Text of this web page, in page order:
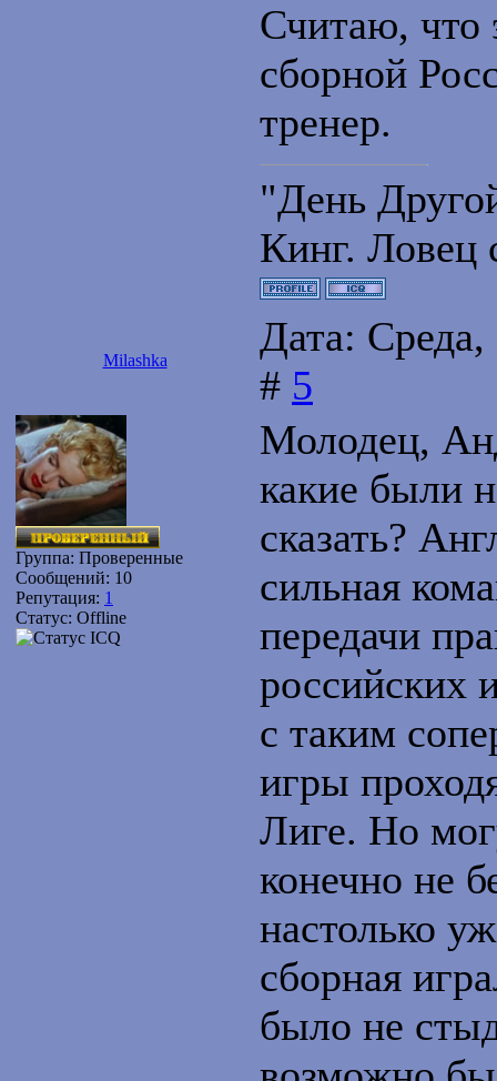
Считаю, что
сборной
тренер.
"День
Кинг. Ловец
Milashka
Дата:
# 5
Группа: Проверенные
Сообщений: 10
Репутация: 1
Статус: Offline
Молодец,
какие были
сказать?
сильная
передачи
российских
с таким
игры
Лиге. Но
конечно не
настолько
сборная
было не